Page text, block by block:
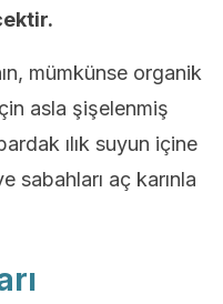
mümkünse organik
asla şişelenmiş
ılık suyun içine
sabahları aç karınla